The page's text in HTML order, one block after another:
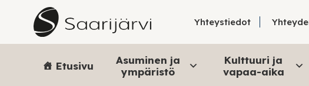
Skip to content
Yhteystiedot
Etusivu
Asuminen ja
ympäristö
Kulttuuri ja
vapaa-aika